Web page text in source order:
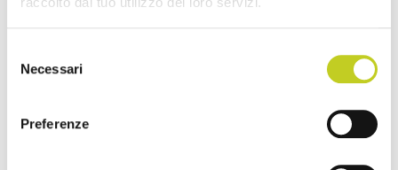
delNecessari
Preferenze
6. Molle perfette
Le molle Balanced Body, certificate e di alta
qualità, sono accuratamente testate per
precisione, coerenza strutturale e durata nel
tempo. La nichelatura delle molle Balanced
Body previene la corrosione e ne prolunga la